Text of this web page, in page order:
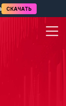
СКАЧАТЬ